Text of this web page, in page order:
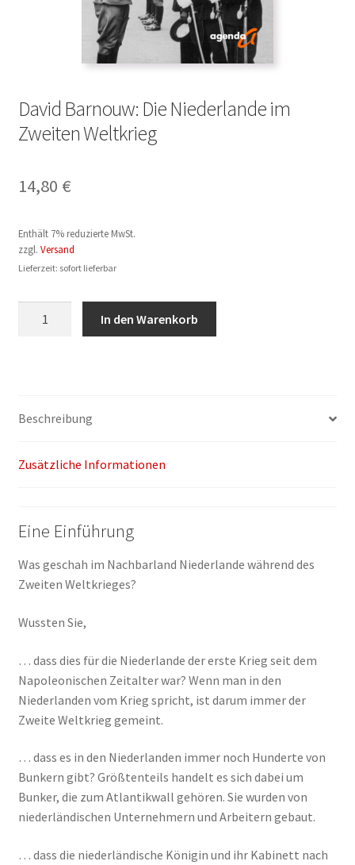
David Barnouw: Die Niederlande im
Zweiten Weltkrieg
14,80 €
Enthält 7% reduzierte MwSt.
zzgl. Versand
Lieferzeit: sofort lieferbar
In den Warenkorb
Beschreibung
Zusätzliche Informationen
Eine Einführung
Was geschah im Nachbarland Niederlande während des
Zweiten Weltkrieges?
Wussten Sie,
… dass dies für die Niederlande der erste Krieg seit dem
Napoleonischen Zeitalter war? Wenn man in den
Niederlanden vom Krieg spricht, ist darum immer der
Zweite Weltkrieg gemeint.
… dass es in den Niederlanden immer noch Hunderte von
Bunkern gibt? Größtenteils handelt es sich dabei um
Bunker, die zum Atlantikwall gehören. Sie wurden von
niederländischen Unternehmern und Arbeitern gebaut.
… dass die niederländische Königin und ihr Kabinett nach